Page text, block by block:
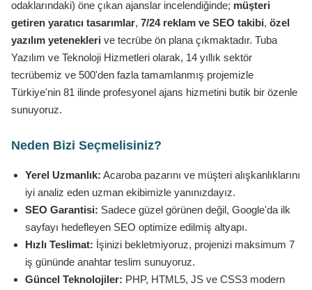
odaklarındaki) öne çıkan ajanslar incelendiğinde; müşteri
getiren yaratıcı tasarımlar, 7/24 reklam ve SEO takibi, özel
yazılım yetenekleri ve tecrübe ön plana çıkmaktadır. Tuba
Yazılım ve Teknoloji Hizmetleri olarak, 14 yıllık sektör
tecrübemiz ve 500'den fazla tamamlanmış projemizle
Türkiye'nin 81 ilinde profesyonel ajans hizmetini butik bir özenle
sunuyoruz.
Neden Bizi Seçmelisiniz?
Yerel Uzmanlık: Acaroba pazarını ve müşteri alışkanlıklarını
iyi analiz eden uzman ekibimizle yanınızdayız.
SEO Garantisi: Sadece güzel görünen değil, Google'da ilk
sayfayı hedefleyen SEO optimize edilmiş altyapı.
Hızlı Teslimat: İşinizi bekletmiyoruz, projenizi maksimum 7
iş gününde anahtar teslim sunuyoruz.
Güncel Teknolojiler: PHP, HTML5, JS ve CSS3 modern